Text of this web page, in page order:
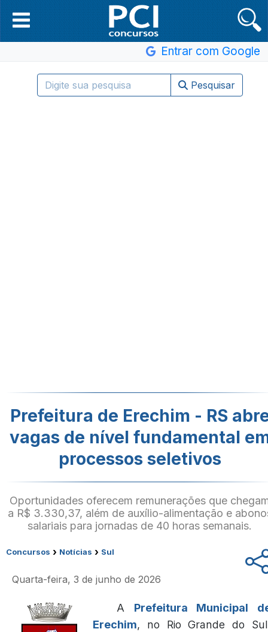
Entrar com Google
Pesquisar
Prefeitura de Erechim - RS
vagas de nível fundamental
processos seletivos
Oportunidades oferecem remunerações que
a R$ 3.330,37, além de auxílio-alimentação e
salariais para jornadas de 40 horas semanais.
Concursos › Notícias › Sul
Quarta-feira, 3 de junho de 2026
A Prefeitura Municipal
Erechim, no Rio Grande do